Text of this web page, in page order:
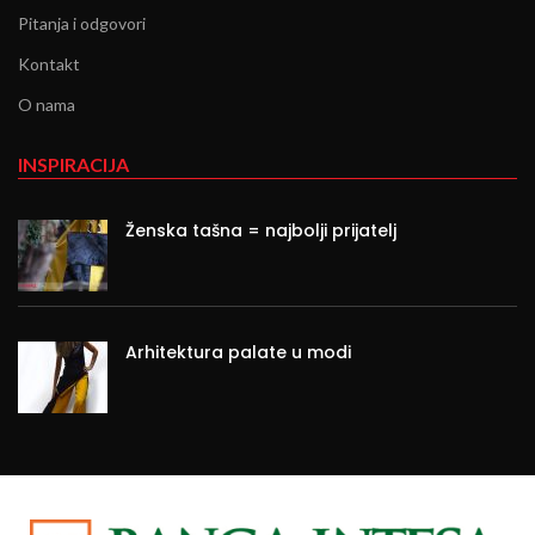
Pitanja i odgovori
Kontakt
O nama
INSPIRACIJA
Ženska tašna = najbolji prijatelj
Arhitektura palate u modi